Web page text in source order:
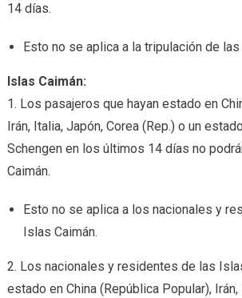
14 días.
Esto no se aplica a la tripulación de
Islas Caimán:
1. Los pasajeros que hayan estado en
Irán, Italia, Japón, Corea (Rep.) o un
Schengen en los últimos 14 días no
Caimán.
Esto no se aplica a los nacionales y
Islas Caimán.
2. Los nacionales y residentes de las
estado en China (República Popular),